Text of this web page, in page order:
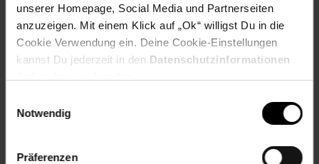
unserer Homepage, Social Media und Partnerseiten
anzuzeigen. Mit einem Klick auf „Ok“ willigst Du in die
Cookie Verwendung ein. Deine Cookie-Einstellungen
kannst Du jederzeit in den Datenschutzinformationen
Notwendig
Präferenzen
Herstellerinformationen
Fußzeile
Weitere Online-Angebote
Netto Reisen Weinwelt